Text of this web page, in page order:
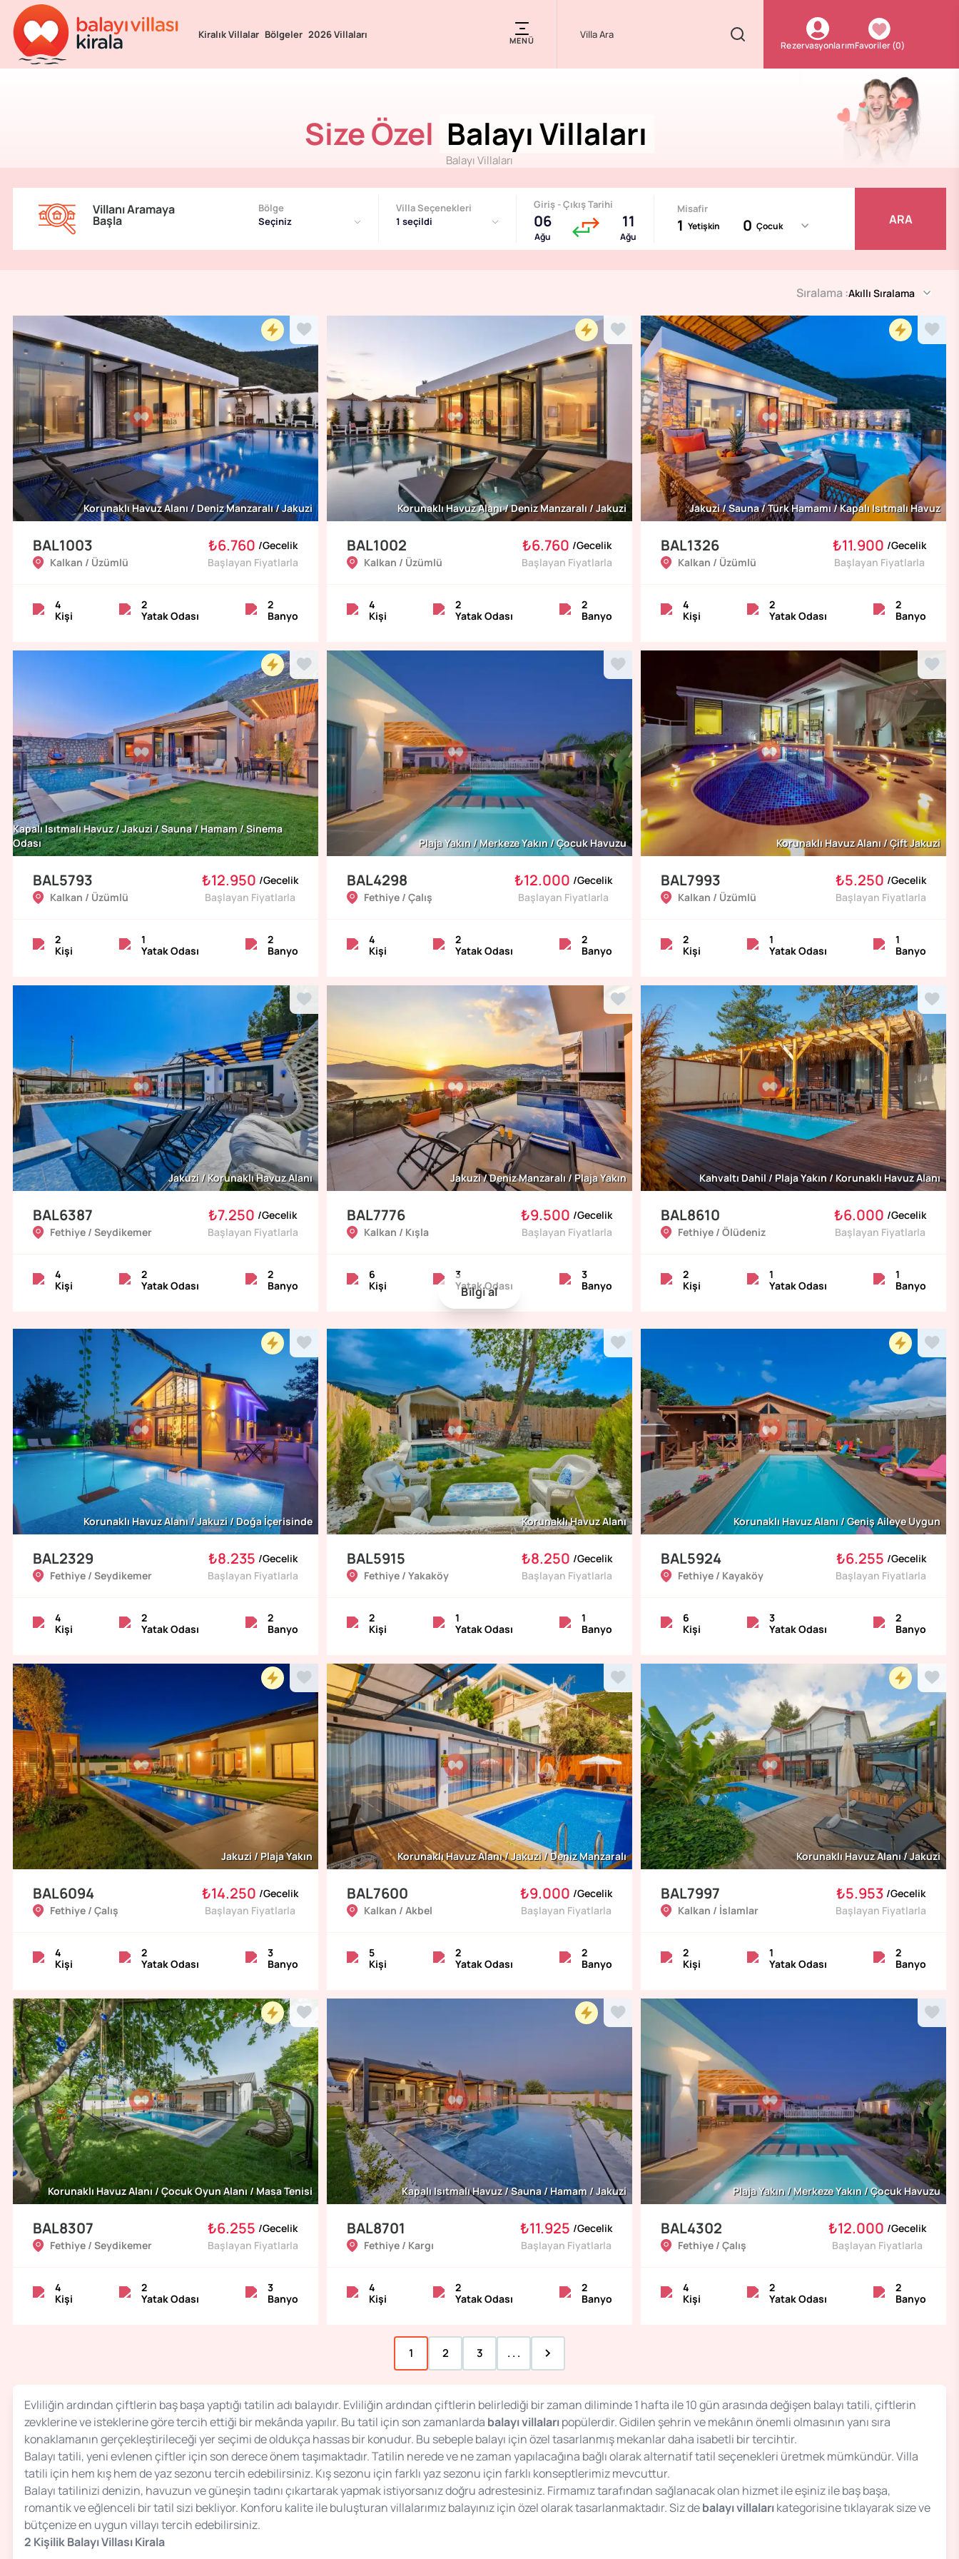
Kiralık Villalar Bölgeler 2026 Villaları MENÜ RezervasyonlarımFavoriler(0)
Size Özel Balayı Villaları
Balayı Villaları
Villanı Aramaya
Başla
Bölge
Seçiniz
Villa Seçenekleri
1 seçildi
Giriş - Çıkış Tarihi
06
Ağu
11
Ağu
Misafir
1 Yetişkin 0 Çocuk ARA
Sıralama :Akıllı Sıralama
Korunaklı Havuz Alanı / Deniz Manzaralı / Jakuzi
BAL1003
Kalkan / Üzümlü
₺6.760 /Gecelik
Başlayan Fiyatlarla
4
Kişi
2
Yatak Odası
2
Banyo
Korunaklı Havuz Alanı / Deniz Manzaralı / Jakuzi
BAL1002
Kalkan / Üzümlü
₺6.760 /Gecelik
Başlayan Fiyatlarla
4
Kişi
2
Yatak Odası
2
Banyo
Jakuzi / Sauna / Türk Hamamı / Kapalı Isıtmalı Havuz
BAL1326
Kalkan / Üzümlü
₺11.900 /Gecelik
Başlayan Fiyatlarla
4
Kişi
2
Yatak Odası
2
Banyo
Kapalı Isıtmalı Havuz / Jakuzi / Sauna / Hamam / Sinema
Odası
BAL5793
Kalkan / Üzümlü
₺12.950 /Gecelik
Başlayan Fiyatlarla
2
Kişi
1
Yatak Odası
2
Banyo
Plaja Yakın / Merkeze Yakın / Çocuk Havuzu
BAL4298
Fethiye / Çalış
₺12.000 /Gecelik
Başlayan Fiyatlarla
4
Kişi
2
Yatak Odası
2
Banyo
Korunaklı Havuz Alanı / Çift Jakuzi
BAL7993
Kalkan / Üzümlü
₺5.250 /Gecelik
Başlayan Fiyatlarla
2
Kişi
1
Yatak Odası
1
Banyo
Jakuzi / Korunaklı Havuz Alanı
BAL6387
Fethiye / Seydikemer
₺7.250 /Gecelik
Başlayan Fiyatlarla
4
Kişi
2
Yatak Odası
2
Banyo
Jakuzi / Deniz Manzaralı / Plaja Yakın
BAL7776
Kalkan / Kışla
₺9.500 /Gecelik
Başlayan Fiyatlarla
6
Kişi
3
Yatak Odası
3
Banyo
Kahvaltı Dahil / Plaja Yakın / Korunaklı Havuz Alanı
BAL8610
Fethiye / Ölüdeniz
₺6.000 /Gecelik
Başlayan Fiyatlarla
2
Kişi
1
Yatak Odası
1
Banyo
Bilgi al
Korunaklı Havuz Alanı / Jakuzi / Doğa İçerisinde
BAL2329
Fethiye / Seydikemer
₺8.235 /Gecelik
Başlayan Fiyatlarla
4
Kişi
2
Yatak Odası
2
Banyo
Korunaklı Havuz Alanı
BAL5915
Fethiye / Yakaköy
₺8.250 /Gecelik
Başlayan Fiyatlarla
2
Kişi
1
Yatak Odası
1
Banyo
Korunaklı Havuz Alanı / Geniş Aileye Uygun
BAL5924
Fethiye / Kayaköy
₺6.255 /Gecelik
Başlayan Fiyatlarla
6
Kişi
3
Yatak Odası
2
Banyo
Jakuzi / Plaja Yakın
BAL6094
Fethiye / Çalış
₺14.250 /Gecelik
Başlayan Fiyatlarla
4
Kişi
2
Yatak Odası
3
Banyo
Korunaklı Havuz Alanı / Jakuzi / Deniz Manzaralı
BAL7600
Kalkan / Akbel
₺9.000 /Gecelik
Başlayan Fiyatlarla
5
Kişi
2
Yatak Odası
2
Banyo
Korunaklı Havuz Alanı / Jakuzi
BAL7997
Kalkan / İslamlar
₺5.953 /Gecelik
Başlayan Fiyatlarla
2
Kişi
1
Yatak Odası
2
Banyo
Korunaklı Havuz Alanı / Çocuk Oyun Alanı / Masa Tenisi
BAL8307
Fethiye / Seydikemer
₺6.255 /Gecelik
Başlayan Fiyatlarla
4
Kişi
2
Yatak Odası
3
Banyo
Kapalı Isıtmalı Havuz / Sauna / Hamam / Jakuzi
BAL8701
Fethiye / Kargı
₺11.925 /Gecelik
Başlayan Fiyatlarla
4
Kişi
2
Yatak Odası
2
Banyo
Plaja Yakın / Merkeze Yakın / Çocuk Havuzu
BAL4302
Fethiye / Çalış
₺12.000 /Gecelik
Başlayan Fiyatlarla
4
Kişi
2
Yatak Odası
2
Banyo
1 2 3 . . .
Evliliğin ardından çiftlerin baş başa yaptığı tatilin adı balayıdır. Evliliğin ardından çiftlerin belirlediği bir zaman diliminde 1 hafta ile 10 gün arasında değişen balayı tatili, çiftlerin
zevklerine ve isteklerine göre tercih ettiği bir mekânda yapılır. Bu tatil için son zamanlarda balayı villalarıpopülerdir. Gidilen şehrin ve mekânın önemli olmasının yanı sıra
konaklamanın gerçekleştirileceği yer seçimi de oldukça hassas bir konudur. Bu sebeple balayı için özel tasarlanmış mekanlar daha isabetli bir tercihtir.
Balayı tatili, yeni evlenen çiftler için son derece önem taşımaktadır. Tatilin nerede ve ne zaman yapılacağına bağlı olarak alternatif tatil seçenekleri üretmek mümkündür. Villa
tatili için hem kış hem de yaz sezonu tercih edebilirsiniz. Kış sezonu için farklı yaz sezonu için farklı konseptlerimiz mevcuttur.
Balayı tatilinizi denizin, havuzun ve güneşin tadını çıkartarak yapmak istiyorsanız doğru adrestesiniz. Firmamız tarafından sağlanacak olan hizmet ile eşiniz ile baş başa,
romantik ve eğlenceli bir tatil sizi bekliyor. Konforu kalite ile buluşturan villalarımız balayınız için özel olarak tasarlanmaktadır. Siz debalayı villalarıkategorisine tıklayarak size ve
bütçenize en uygun villayı tercih edebilirsiniz.
2 Kişilik Balayı Villası Kirala